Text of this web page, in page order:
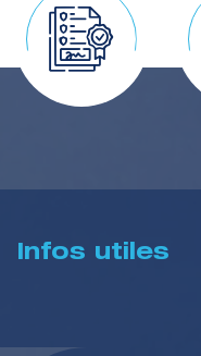
Infos utiles